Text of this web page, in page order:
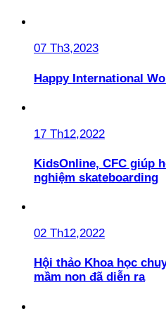
07 Th3,2023
Happy International
17 Th12,2022
KidsOnline, CFC giúp
nghiệm skateboarding
02 Th12,2022
Hội thảo Khoa học
mầm non đã diễn ra